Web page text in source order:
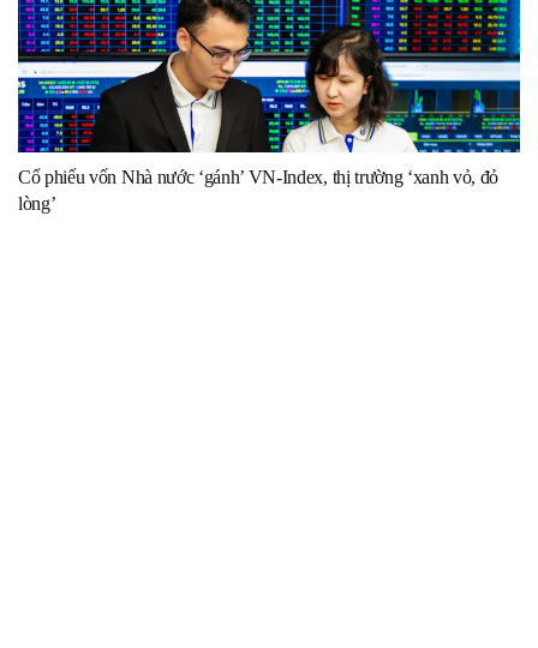
Cổ phiếu vốn Nhà nước ‘gánh’ VN-Index, thị trường ‘xanh vỏ, đỏ
lòng’